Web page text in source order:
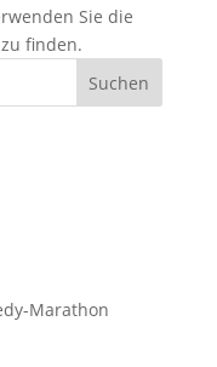
Sie die
finden.
Suchen
Marathon